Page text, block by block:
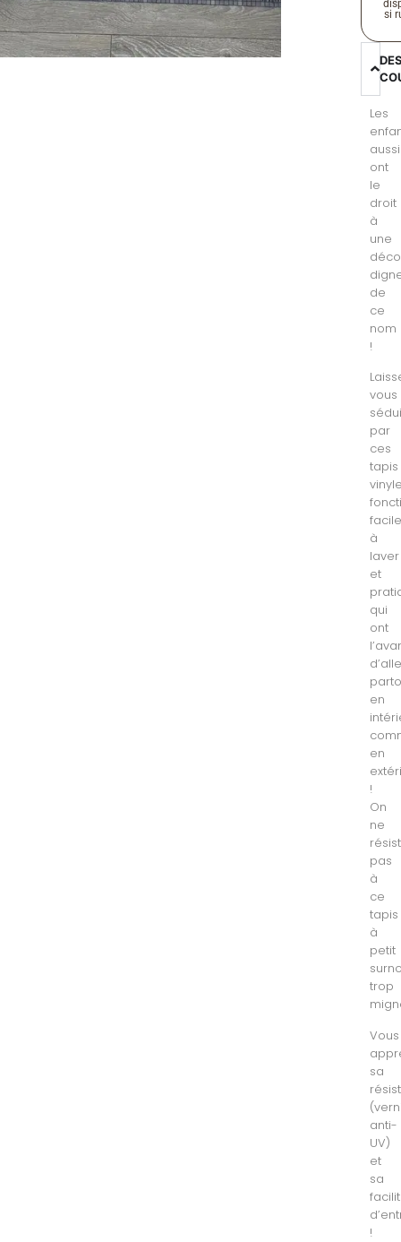
si
Les
aussi
ont
le
droit
à
une
déco
de
ce
nom
!
vous
par
ces
tapis
à
laver
et
qui
ont
en
en
!
On
ne
pas
à
ce
tapis
à
petit
trop
Vous
sa
anti-
UV)
et
sa
!